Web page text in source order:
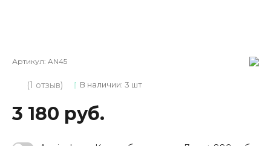
Артикул: AN45
(1 отзыв) В наличии: 3 шт
3 180 руб.